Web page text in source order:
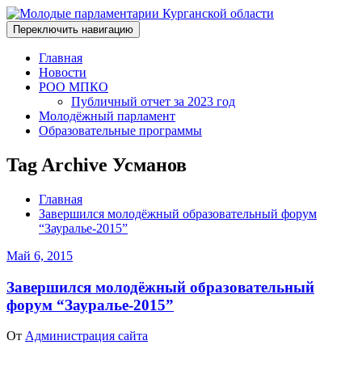
Переключить навигацию
Главная
Новости
РОО МПКО
Публичный отчет за 2023 год
Молодёжный парламент
Образовательные программы
Tag Archive Усманов
Главная
Завершился молодёжный образовательный форум
“Зауралье-2015”
Май 6, 2015
Завершился молодёжный образовательный
форум “Зауралье-2015”
От Администрация сайта